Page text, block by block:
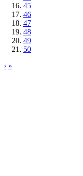
45
46
47
48
49
50
› »